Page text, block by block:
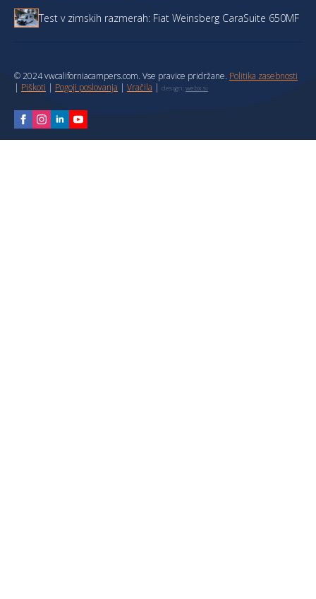
Test v zimskih razmerah: Fiat Weinsberg CaraSuite 650MF
© 2024 vwcaliforniacampers.com. Vse pravice pridržane. Politika zasebnosti
| Piškoti | Pogoji poslovanja | Vračila | design:webx.si